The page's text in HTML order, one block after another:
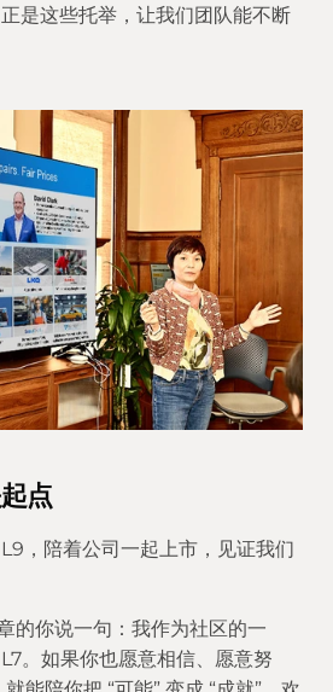
是这些托举，让我们团队能不断
点
，陪着公司一起上市，见证我们
的你说一句：我作为社区的一
。如果你也愿意相信、愿意努